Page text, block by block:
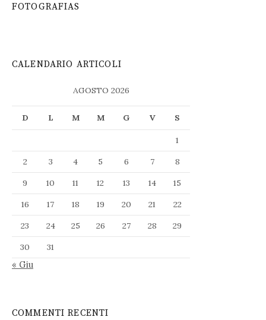
FOTOGRAFIAS
CALENDARIO ARTICOLI
AGOSTO 2026
D L M M G V S
1
2
3 4 5 6 7
8
9
10 11 12 13 14
15
16
17 18 19 20 21
22
23
24 25 26 27 28
29
30
31
« Giu
COMMENTI RECENTI